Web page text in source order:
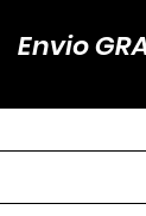
Envio